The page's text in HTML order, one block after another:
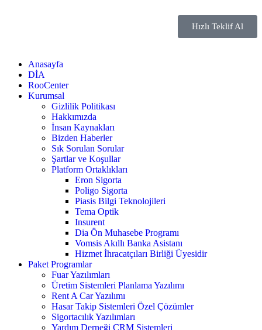
Hızlı Teklif Al
Anasayfa
DİA
RooCenter
Kurumsal
Gizlilik Politikası
Hakkımızda
İnsan Kaynakları
Bizden Haberler
Sık Sorulan Sorular
Şartlar ve Koşullar
Platform Ortaklıkları
Eron Sigorta
Poligo Sigorta
Piasis Bilgi Teknolojileri
Tema Optik
Insurent
Dia Ön Muhasebe Programı
Vomsis Akıllı Banka Asistanı
Hizmet İhracatçıları Birliği Üyesidir
Paket Programlar
Fuar Yazılımları
Üretim Sistemleri Planlama Yazılımı
Rent A Car Yazılımı
Hasar Takip Sistemleri Özel Çözümler
Sigortacılık Yazılımları
Yardım Derneği CRM Sistemleri